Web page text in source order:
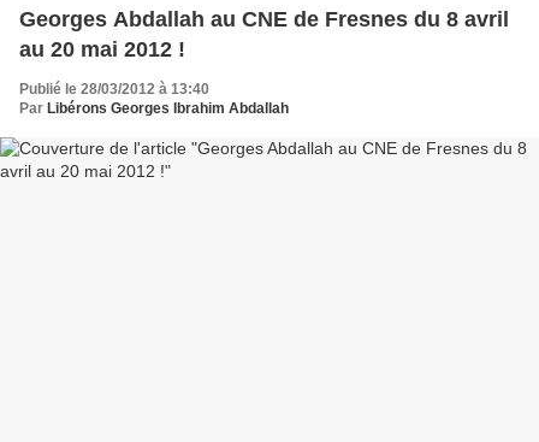
Georges Abdallah au CNE de Fresnes du 8 avril
au 20 mai 2012 !
Publié le 28/03/2012 à 13:40
Par Libérons Georges Ibrahim Abdallah